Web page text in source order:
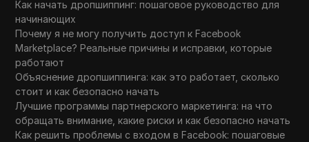
Как начать дропшиппинг: пошаговое руководство для
начинающих
Почему я не могу получить доступ к Facebook
Marketplace? Реальные причины и исправки, которые
работают
Объяснение дропшиппинга: как это работает, сколько
стоит и как безопасно начать
Лучшие программы партнерского маркетинга: на что
обращать внимание, какие риски и как безопасно начать
Как решить проблемы с входом в Facebook: пошаговые